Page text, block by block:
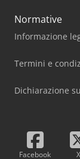
Normative
Informazione
Termini e
Dichiarazione
Facebook X